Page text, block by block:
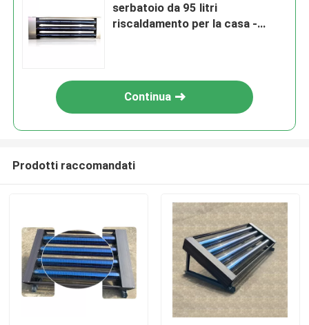
serbatoio da 95 litri
riscaldamento per la casa -
Continua
Prodotti raccomandati